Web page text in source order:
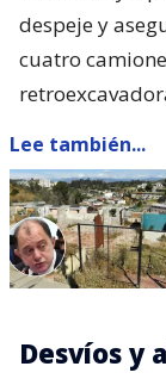
despeje y
cuatro
Lee también...
Desvíos y